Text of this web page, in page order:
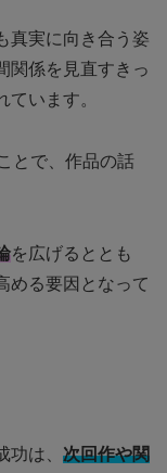
真実に向き合う姿
関係を見直すきっ
います。
とで、作品の話
を広げるととも
める要因となって
功は、 次回作や関